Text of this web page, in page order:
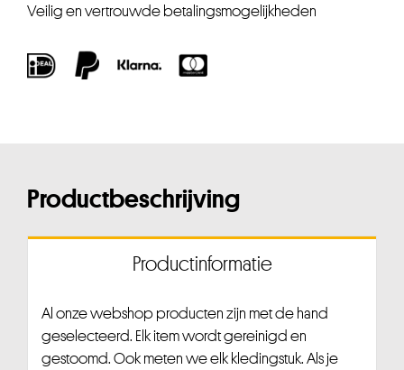
Veilig en vertrouwde betalingsmogelijkheden
Productbeschrijving
Productinformatie
Al onze webshop producten zijn met de hand
geselecteerd. Elk item wordt gereinigd en
gestoomd. Ook meten we elk kledingstuk. Als je